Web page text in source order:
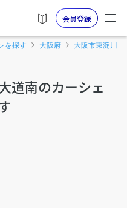
会員登録
を探す 大阪府
大阪市東淀川
道南のカーシェ